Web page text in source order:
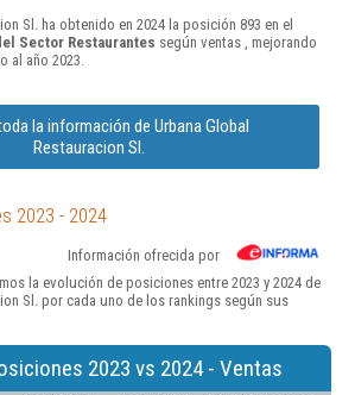
Sl. ha obtenido en 2024 la posición 893 en el
Sector Restaurantes según ventas , mejorando
al año 2023.
la información de Urbana Global
Restauracion Sl.
2023 - 2024
Información ofrecida por
la evolución de posiciones entre 2023 y 2024 de
Sl. por cada uno de los rankings según sus
2023 vs 2024 - Ventas